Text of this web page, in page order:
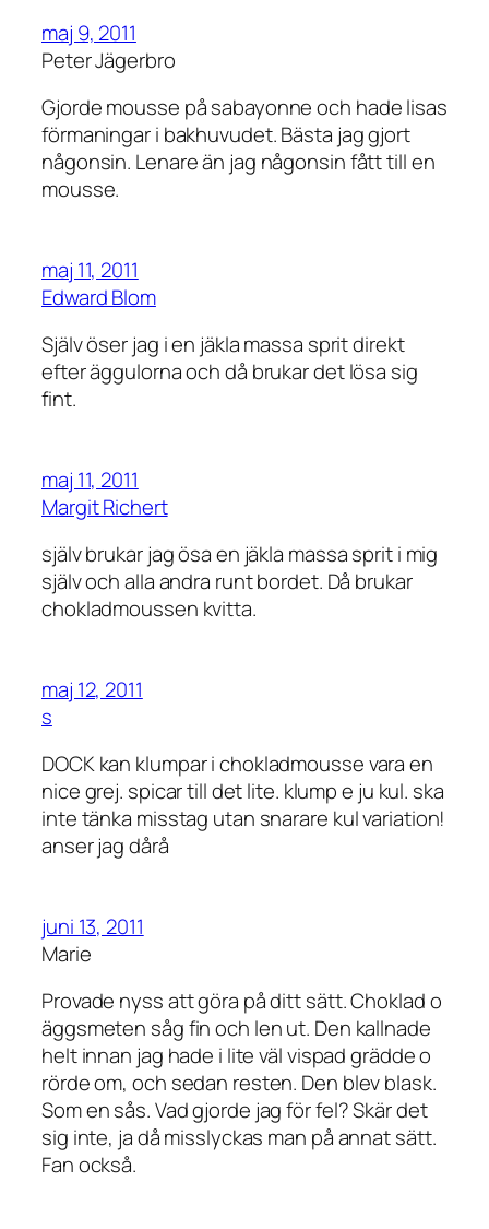
maj 9, 2011
Peter Jägerbro
Gjorde mousse på sabayonne och hade lisas
förmaningar i bakhuvudet. Bästa jag gjort
någonsin. Lenare än jag någonsin fått till en
mousse.
maj 11, 2011
Edward Blom
Själv öser jag i en jäkla massa sprit direkt
efter äggulorna och då brukar det lösa sig
fint.
maj 11, 2011
Margit Richert
själv brukar jag ösa en jäkla massa sprit i mig
själv och alla andra runt bordet. Då brukar
chokladmoussen kvitta.
maj 12, 2011
s
DOCK kan klumpar i chokladmousse vara en
nice grej. spicar till det lite. klump e ju kul. ska
inte tänka misstag utan snarare kul variation!
anser jag dårå
juni 13, 2011
Marie
Provade nyss att göra på ditt sätt. Choklad o
äggsmeten såg fin och len ut. Den kallnade
helt innan jag hade i lite väl vispad grädde o
rörde om, och sedan resten. Den blev blask.
Som en sås. Vad gjorde jag för fel? Skär det
sig inte, ja då misslyckas man på annat sätt.
Fan också.